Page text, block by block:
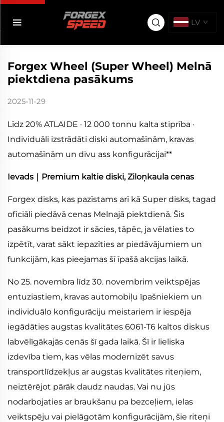
LV
Forgex Wheel (Super Wheel) Melnā
piektdiena pasākums
2025-11-29
Līdz 20% ATLAIDE · 12 000 tonnu kalta stiprība ·
Individuāli izstrādāti diski automašīnām, kravas
automašīnām un divu ass konfigurācijai**
Ievads｜Premium kaltie diski, Ziloņkaula cenas
Forgex disks, kas pazīstams arī kā Super disks, tagad
oficiāli piedāvā cenas Melnajā piektdienā. Šis
pasākums beidzot ir sācies, tāpēc, ja vēlaties to
izpētīt, varat sākt iepazīties ar piedāvājumiem un
funkcijām, kas pieejamas šī īpašā akcijas laikā.
No 25. novembra līdz 30. novembrim veiktspējas
entuziastiem, kravas automobiļu īpašniekiem un
individuālo konfigurāciju meistariem ir iespēja
iegādāties augstas kvalitātes 6061-T6 kaltos diskus
labvēlīgākajās cenās šī gada laikā. Šī ir lieliska
izdevība tiem, kas vēlas modernizēt savus
transportlīdzekļus ar augstas kvalitātes riteņiem,
neiztērējot pārāk daudz naudas. Vai nu jūs
nodarbojaties ar braukšanu pa bezceļiem, ielas
veiktspēju vai pielāgotām konfigurācijām, šie riteņi